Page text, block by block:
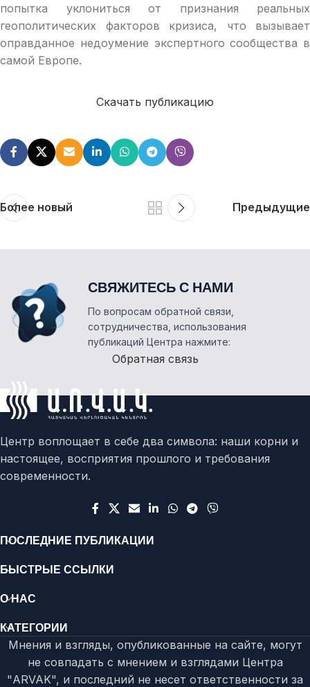
попытка уклониться от признания реальных
геополитических факторов кризиса, что вызывает
оправданное недоумение экспертного сообщества в
самой Европе.
Скачать публикацию
Более новый Предыдущие
СВЯЖИТЕСЬ С НАМИ
По вопросам обратной связи,
сотрудничества, использования
публикаций Центра нажмите:
Обратная связь
Центр воплощает в себе два символа: наши корни и
настоящее, восприятия прошлого и требования
современности.
ПОСЛЕДНИЕ ПУБЛИКАЦИИ
БЫСТРЫЕ ССЫЛКИ
О НАС
КАТЕГОРИИ
Мнения и взгляды, опубликованные на сайте, могут
не совпадать с мнением и взглядами Центра
"ARVAK", и последний не несет ответственности за